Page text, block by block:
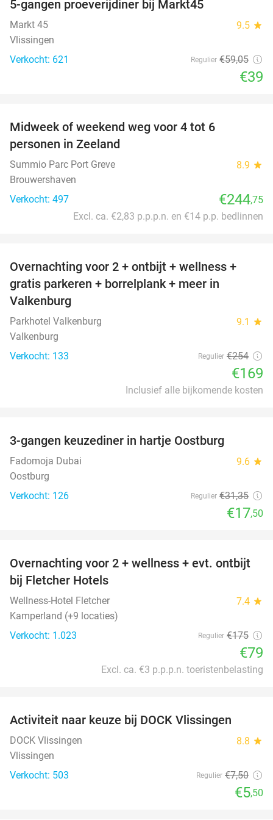
5-gangen proeverijdiner bij Markt45
Markt 45 9.5 star
Vlissingen
Verkocht: 621
Regulier €59,05
€39
Midweek of weekend weg voor 4 tot 6
personen in Zeeland
Summio Parc Port Greve 8.9 star
Brouwershaven
Verkocht: 497
€244,75
Excl. ca. €2,83 p.p.p.n. en €14 p.p. bedlinnen
33%
Overnachting voor 2 + ontbijt + wellness +
gratis parkeren + borrelplank + meer in
Valkenburg
Parkhotel Valkenburg 9.1 star
Valkenburg
Verkocht: 133
Regulier €254
€169
Inclusief alle bijkomende kosten
3-gangen keuzediner in hartje Oostburg
Fadomoja Dubai 9.6 star
Oostburg
Verkocht: 126
Regulier €31,35
€17,50
55%
Overnachting voor 2 + wellness + evt. ontbijt
bij Fletcher Hotels
Wellness-Hotel Fletcher 7.4 star
Kamperland (+9 locaties)
Verkocht: 1.023
Regulier €175
€79
Excl. ca. €3 p.p.p.n. toeristenbelasting
Activiteit naar keuze bij DOCK Vlissingen
DOCK Vlissingen 8.8 star
Vlissingen
Verkocht: 503
Regulier €7,50
€5,50